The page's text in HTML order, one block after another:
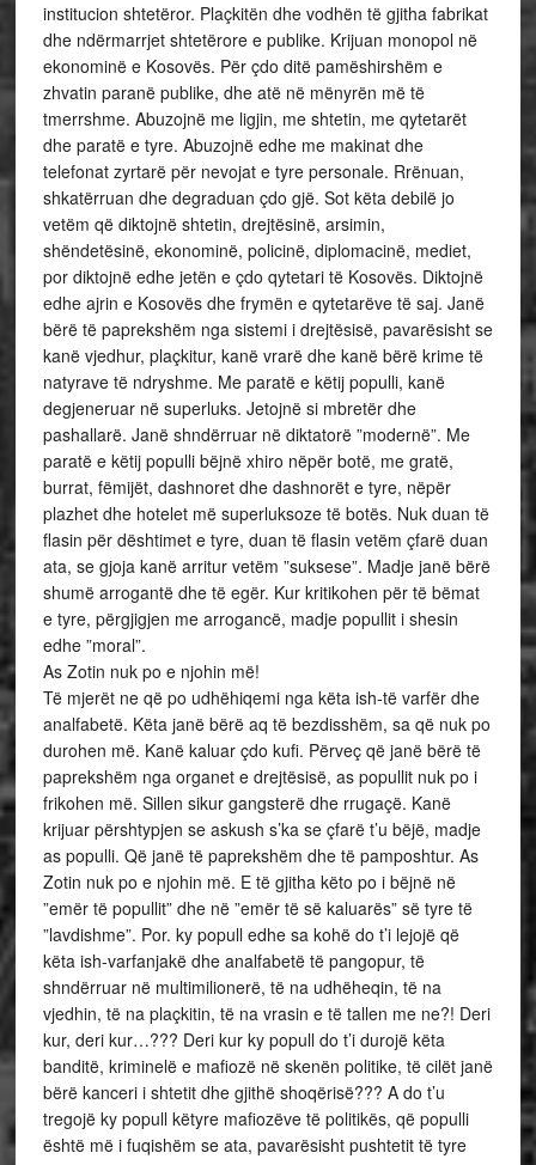
institucion shtetëror. Plaçkitën dhe vodhën të gjitha fabrikat
dhe ndërmarrjet shtetërore e publike. Krijuan monopol në
ekonominë e Kosovës. Për çdo ditë pamëshirshëm e
zhvatin paranë publike, dhe atë në mënyrën më të
tmerrshme. Abuzojnë me ligjin, me shtetin, me qytetarët
dhe paratë e tyre. Abuzojnë edhe me makinat dhe
telefonat zyrtarë për nevojat e tyre personale. Rrënuan,
shkatërruan dhe degraduan çdo gjë. Sot këta debilë jo
vetëm që diktojnë shtetin, drejtësinë, arsimin,
shëndetësinë, ekonominë, policinë, diplomacinë, mediet,
por diktojnë edhe jetën e çdo qytetari të Kosovës. Diktojnë
edhe ajrin e Kosovës dhe frymën e qytetarëve të saj. Janë
bërë të paprekshëm nga sistemi i drejtësisë, pavarësisht se
kanë vjedhur, plaçkitur, kanë vrarë dhe kanë bërë krime të
natyrave të ndryshme. Me paratë e këtij populli, kanë
degjeneruar në superluks. Jetojnë si mbretër dhe
pashallarë. Janë shndërruar në diktatorë ”modernë”. Me
paratë e këtij populli bëjnë xhiro nëpër botë, me gratë,
burrat, fëmijët, dashnoret dhe dashnorët e tyre, nëpër
plazhet dhe hotelet më superluksoze të botës. Nuk duan të
flasin për dështimet e tyre, duan të flasin vetëm çfarë duan
ata, se gjoja kanë arritur vetëm ”suksese”. Madje janë bërë
shumë arrogantë dhe të egër. Kur kritikohen për të bëmat
e tyre, përgjigjen me arrogancë, madje popullit i shesin
edhe ”moral”.
As Zotin nuk po e njohin më!
Të mjerët ne që po udhëhiqemi nga këta ish-të varfër dhe
analfabetë. Këta janë bërë aq të bezdisshëm, sa që nuk po
durohen më. Kanë kaluar çdo kufi. Përveç që janë bërë të
paprekshëm nga organet e drejtësisë, as popullit nuk po i
frikohen më. Sillen sikur gangsterë dhe rrugaçë. Kanë
krijuar përshtypjen se askush s’ka se çfarë t’u bëjë, madje
as populli. Që janë të paprekshëm dhe të pamposhtur. As
Zotin nuk po e njohin më. E të gjitha këto po i bëjnë në
”emër të popullit” dhe në ”emër të së kaluarës” së tyre të
”lavdishme”. Por. ky popull edhe sa kohë do t’i lejojë që
këta ish-varfanjakë dhe analfabetë të pangopur, të
shndërruar në multimilionerë, të na udhëheqin, të na
vjedhin, të na plaçkitin, të na vrasin e të tallen me ne?! Deri
kur, deri kur…??? Deri kur ky popull do t’i durojë këta
banditë, kriminelë e mafiozë në skenën politike, të cilët janë
bërë kanceri i shtetit dhe gjithë shoqërisë??? A do t’u
tregojë ky popull këtyre mafiozëve të politikës, që populli
është më i fuqishëm se ata, pavarësisht pushtetit të tyre